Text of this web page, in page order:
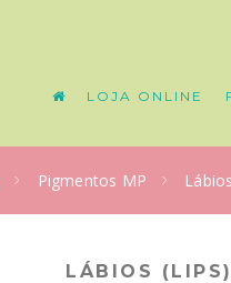
LOJA ONLINE
Pigmentos MP
LÁBIOS (LIPS)